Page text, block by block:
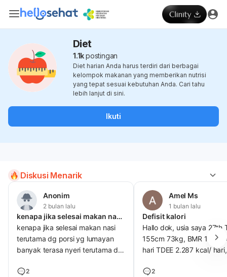
Diet
1.1kpostingan
Diet harian Anda harus terdiri dari berbagai
kelompok makanan yang memberikan nutrisi
yang tepat sesuai kebutuhan Anda. Cari tahu
lebih lanjut di sini.
Ikuti
Diskusi Menarik
Anonim
2 bulan lalu
kenapa jika selesai makan nasi terutama dg porsi yg lumayan
kenapa jika selesai makan nasi
terutama dg porsi yg lumayan
banyak terasa nyeri terutama di
terasa sesak, bagaimana saran
2
Amel Ms
1 bulan lalu
Defisit kalori
Hallo dok, usia saya 27th
155cm 73kg, BMR 1.663
hari TDEE 2.287 kcal/
harus saya kurangi?
2